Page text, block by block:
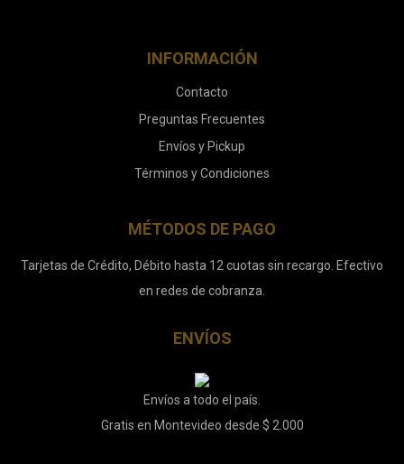
INFORMACIÓN
Contacto
Preguntas Frecuentes
Envíos y Pickup
Términos y Condiciones
MÉTODOS DE PAGO
Tarjetas de Crédito, Débito hasta 12 cuotas sin recargo. Efectivo
en redes de cobranza.
ENVÍOS
Envíos a todo el país.
Gratis en Montevideo desde $ 2.000